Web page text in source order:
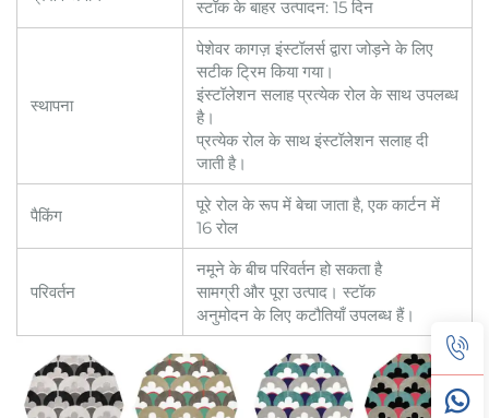
स्टॉक के बाहर उत्पादन: 15 दिन
स्थापना
पेशेवर कागज़ इंस्टॉलर्स द्वारा जोड़ने के लिए
सटीक ट्रिम किया गया।
इंस्टॉलेशन सलाह प्रत्येक रोल के साथ उपलब्ध
है।
प्रत्येक रोल के साथ इंस्टॉलेशन सलाह दी
जाती है।
पैकिंग
पूरे रोल के रूप में बेचा जाता है, एक कार्टन में
16 रोल
परिवर्तन
नमूने के बीच परिवर्तन हो सकता है
सामग्री और पूरा उत्पाद। स्टॉक
अनुमोदन के लिए कटौतियाँ उपलब्ध हैं।